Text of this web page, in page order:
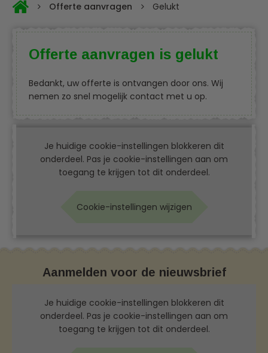
Offerte aanvragen Gelukt
Offerte aanvragen is gelukt
Bedankt, uw offerte is ontvangen door ons. Wij
nemen zo snel mogelijk contact met u op.
Je huidige cookie-instellingen blokkeren dit
onderdeel. Pas je cookie-instellingen aan om
toegang te krijgen tot dit onderdeel.
Cookie-instellingen wijzigen
Aanmelden voor de nieuwsbrief
Je huidige cookie-instellingen blokkeren dit
onderdeel. Pas je cookie-instellingen aan om
toegang te krijgen tot dit onderdeel.